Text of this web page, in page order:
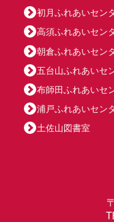
初月ふれあいセン
高須ふれあいセン
朝倉ふれあいセン
五台山ふれあいセ
布師田ふれあいセ
浦戸ふれあいセン
土佐山図書室